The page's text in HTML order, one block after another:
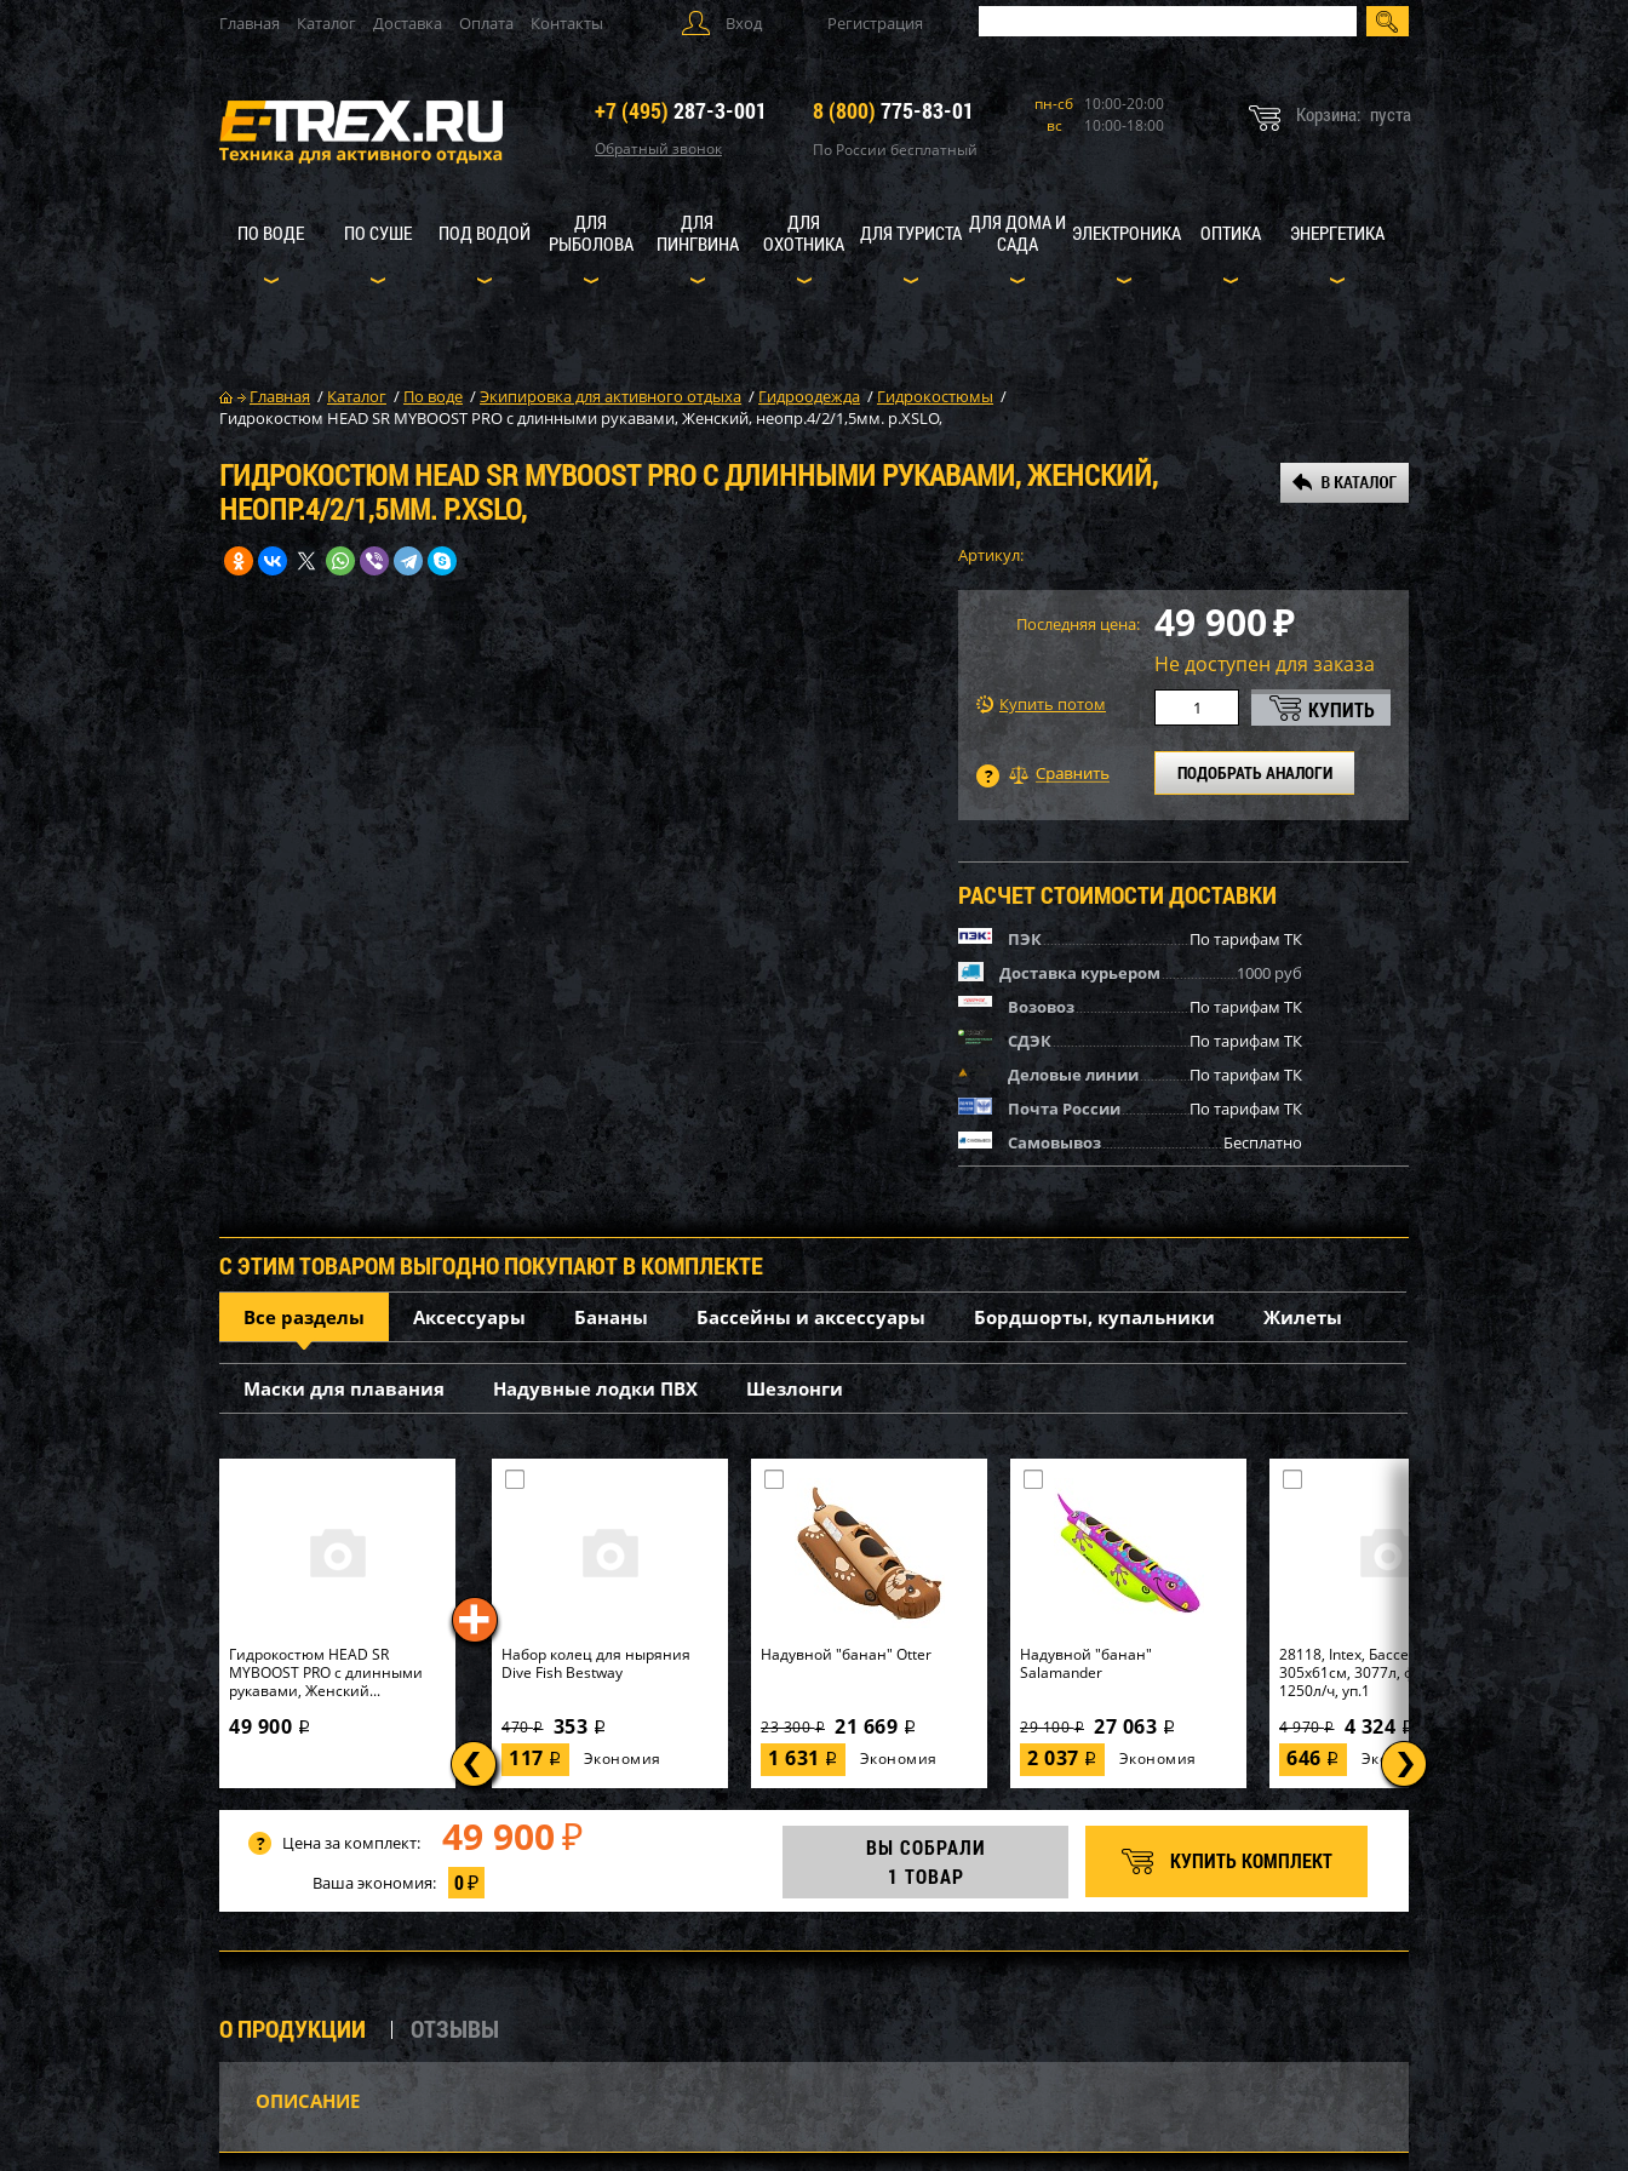
Главная Каталог Доставка Оплата Контакты Вход Регистрация
+7 (495) 287-3-001
Обратный звонок
8 (800) 775-83-01
По России бесплатный
пн-сб 10:00-20:00
вс
10:00-18:00 Корзина: пуста
ПО ВОДЕ ПО СУШЕ ПОД ВОДОЙ
ДЛЯ
РЫБОЛОВА
ДЛЯ
ПИНГВИНА
ДЛЯ
ОХОТНИКА
ДЛЯ ТУРИСТА ДЛЯ ДОМА И
САДА
ЭЛЕКТРОНИКА ОПТИКА ЭНЕРГЕТИКА
Главная / Каталог / По воде /Экипировка для активного отдыха / Гидроодежда / Гидрокостюмы /
Гидрокостюм HEAD SR MYBOOST PRO с длинными рукавами, Женский, неопр.4/2/1,5мм. р.XSLO,
ГИДРОКОСТЮМ HEAD SR MYBOOST PRO С ДЛИННЫМИ РУКАВАМИ, ЖЕНСКИЙ,
НЕОПР.4/2/1,5ММ. Р.XSLO,
Артикул:
Последняя цена: 49 900₽
Не доступен для заказа
Купить потом
ПОДОБРАТЬ АНАЛОГИ
РАСЧЕТ СТОИМОСТИ ДОСТАВКИ
ПЭК
По тарифам ТК
Доставка курьером
1000 руб
Возовоз
По тарифам ТК
СДЭК
По тарифам ТК
Деловые линии
По тарифам ТК
Почта России
По тарифам ТК
Самовывоз
Бесплатно
С ЭТИМ ТОВАРОМ ВЫГОДНО ПОКУПАЮТ В КОМПЛЕКТЕ
Все разделы Аксессуары Бананы Бассейны и аксессуары Бордшорты, купальники Жилеты
Маски для плавания Надувные лодки ПВХ Шезлонги
Гидрокостюм HEAD SR
MYBOOST PRO с длинными
рукавами, Женский...
49 900 i
Набор колец для ныряния
Dive Fish Bestway
470i 353 i
117 i Экономия
Надувной "банан" Otter
23 300i 21 669 i
1 631 i Экономия
Надувной "банан"
Salamander
29 100i 27 063 i
2 037 i Экономия
28118, Intex, Бассейн Easy Set
305х61см, 3077л, фил.-насос
1250л/ч, уп.1
4 970i 4 324 i
646 i Экономия
P20-1852-B, Polygroup,
Каркасный бассейн
549х132см, 26646л...
AQ25186, KOKIDO, Уборочный
комплект Kokido Classic
K267WBX 7 аксессуаров, уп.1
64902, Intex, Надувная
кровать 99х191х46см
"Premaire Elevated" встр.нас...
56595, Intex, Набор для игры
170х170х185см "Горилла" с
разбрызгивателем, уп.2
Цена за комплект: 49 900 ₽
Ваша экономия: 0₽
ВЫ СОБРАЛИ
1 ТОВАР
КУПИТЬ КОМПЛЕКТ
О ПРОДУКЦИИ ОТЗЫВЫ
ОПИСАНИЕ